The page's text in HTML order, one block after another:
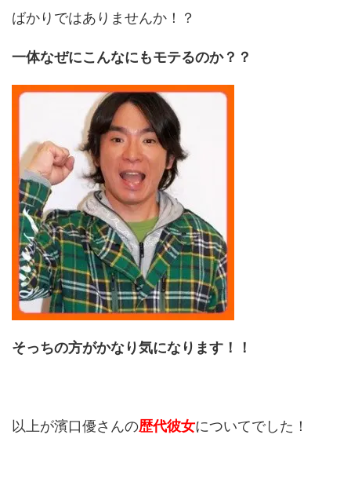
ばかりではありませんか！？
一体なぜにこんなにもモテるのか？？
そっちの方がかなり気になります！！
以上が濱口優さんの歴代彼女についてでした！